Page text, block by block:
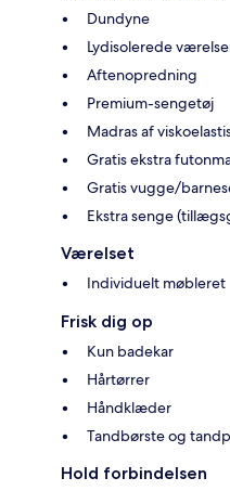
Dundyne
Lydisolerede
Aftenopredning
Premium-sengetøj
Madras af
Gratis ekstra
Gratis vugge/
Ekstra senge
Værelset
Individuelt møbleret
Frisk dig op
Kun badekar
Hårtørrer
Håndklæder
Tandbørste og
Hold forbindelsen